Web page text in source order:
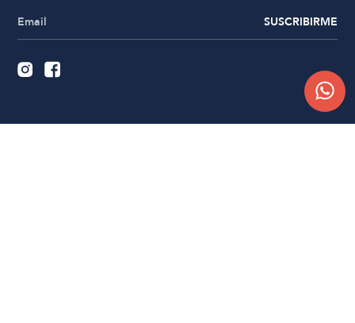
SUSCRIBIRME